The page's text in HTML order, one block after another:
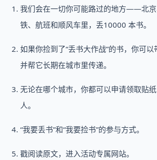
我们会在一切你可能路过的地方——北
铁、航班和顺风车里，丢10000 本书。
如果你捡到了“丢书大作战”的书，你可以
并帮它长期在城市里传递。
无论在哪个城市，你都可以申请领取贴
人。
“我要丢书”和“我要捡书”的参与方式。
戳阅读原文，进入活动专属网站。